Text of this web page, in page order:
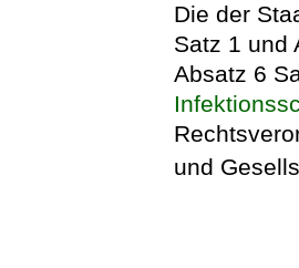
Die der
Satz 1 und
Absatz 6
und